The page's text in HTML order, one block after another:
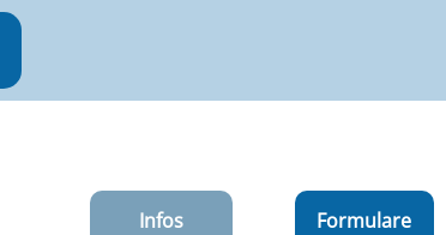
Infos Formulare